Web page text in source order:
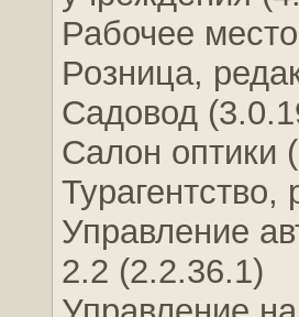
Рабочее
Розница,
Садовод
Салон оптики
Управление
2.2 (2.2.36.1)